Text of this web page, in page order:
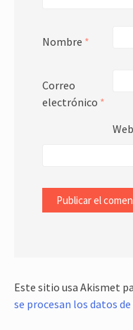
Nombre *
Correo
electrónico *
Web
Este sitio usa Akismet
se procesan los datos